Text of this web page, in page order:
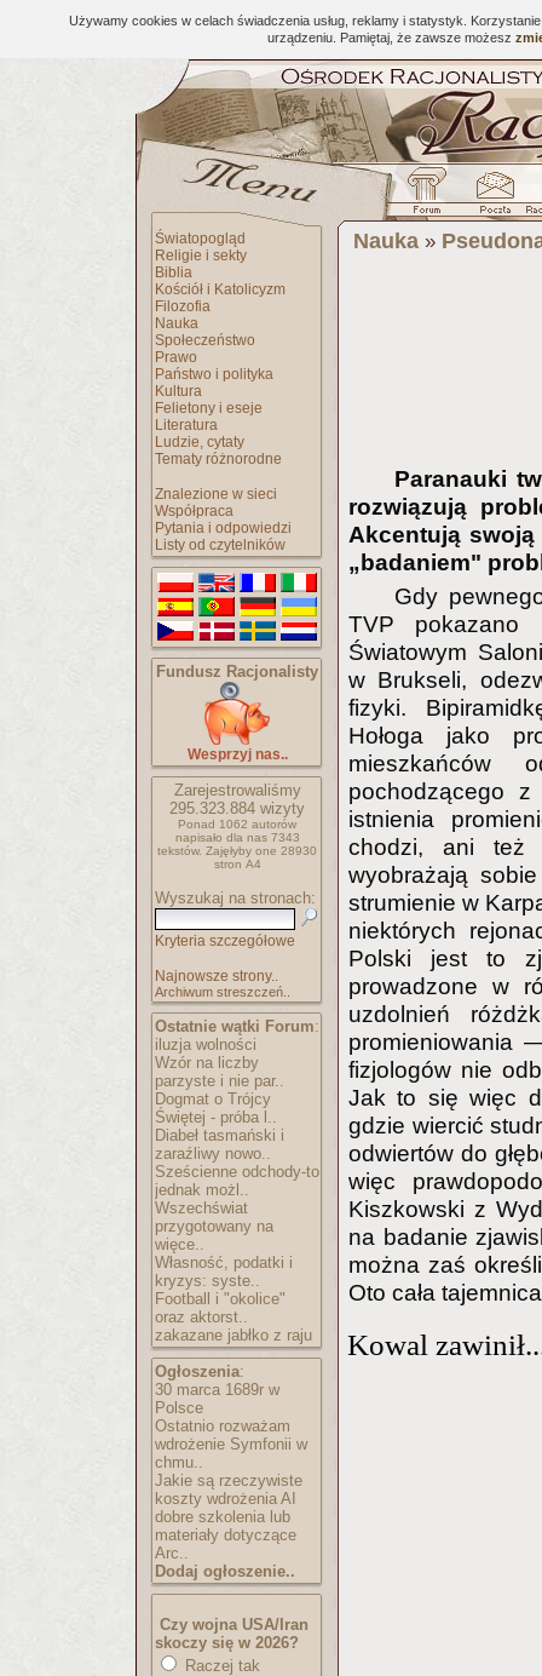
Używamy cookies w celach świadczenia usług, reklamy i statystyk.
urządzeniu. Pamiętaj, że zawsze możesz
Światopogląd
Religie i sekty
Biblia
Kościół i Katolicyzm
Filozofia
Nauka
Społeczeństwo
Prawo
Państwo i polityka
Kultura
Felietony i eseje
Literatura
Ludzie, cytaty
Tematy różnorodne
Znalezione w sieci
Współpraca
Pytania i odpowiedzi
Listy od czytelników
Fundusz Racjonalisty
Wesprzyj nas..
Zarejestrowaliśmy
295.323.884 wizyty
Ponad 1062 autorów
napisało dla nas 7343
tekstów. Zajęłyby one 28930
stron A4
Wyszukaj na stronach:
Kryteria szczegółowe
Najnowsze strony..
Archiwum streszczeń..
Ostatnie wątki Forum:
iluzja wolności
Wzór na liczby
parzyste i nie par..
Dogmat o Trójcy
Świętej - próba l..
Diabeł tasmański i
zaraźliwy nowo..
Sześcienne odchody-to
jednak możl..
Wszechświat
przygotowany na
więce..
Własność, podatki i
kryzys: syste..
Football i "okolice"
oraz aktorst..
zakazane jabłko z raju
Ogłoszenia:
30 marca 1689r w
Polsce
Ostatnio rozważam
wdrożenie Symfonii w
chmu..
Jakie są rzeczywiste
koszty wdrożenia AI
dobre szkolenia lub
materiały dotyczące
Arc..
Dodaj ogłoszenie..
Czy wojna USA/Iran
skoczy się w 2026?
Raczej tak
Nauka »
Paranauki
rozwiązują
Akcentują
„badaniem"
Gdy
TVP pokazano
Światowym
w Brukseli,
fizyki.
Hołoga jako
mieszkańców
pochodzącego
istnienia
chodzi, ani też
wyobrażają
strumienie w
niektórych
Polski jest to
prowadzone w
uzdolnień
promieniowania
fizjologów nie
Jak to się więc
gdzie wiercić
odwiertów do
więc
Kiszkowski z
na badanie
można zaś
Oto cała
Kowal